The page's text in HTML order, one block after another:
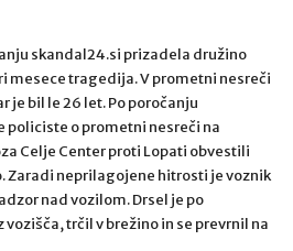
skandal24.si prizadela družino
mesece tragedija. V prometni nesreči
je bil le 26 let. Po poročanju
policiste o prometni nesreči na
Celje Center proti Lopati obvestili
Zaradi neprilagojene hitrosti je voznik
nad vozilom. Drsel je po
trčil v brežino in se prevrnil na